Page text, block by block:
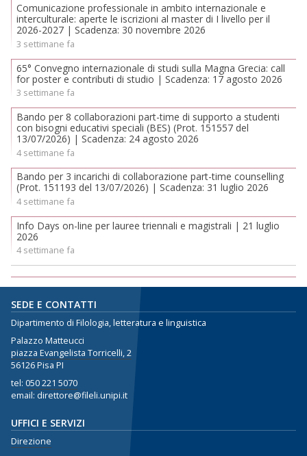
Comunicazione professionale in ambito internazionale e
interculturale: aperte le iscrizioni al master di I livello per il
2026-2027 | Scadenza: 30 novembre 2026
3 settimane fa
65° Convegno internazionale di studi sulla Magna Grecia: call
for poster e contributi di studio | Scadenza: 17 agosto 2026
3 settimane fa
Bando per 8 collaborazioni part-time di supporto a studenti
con bisogni educativi speciali (BES) (Prot. 151557 del
13/07/2026) | Scadenza: 24 agosto 2026
4 settimane fa
Bando per 3 incarichi di collaborazione part-time counselling
(Prot. 151193 del 13/07/2026) | Scadenza: 31 luglio 2026
4 settimane fa
Info Days on-line per lauree triennali e magistrali | 21 luglio
2026
4 settimane fa
SEDE E CONTATTI
Dipartimento di Filologia, letteratura e linguistica
Palazzo Matteucci
piazza Evangelista Torricelli, 2
56126 Pisa PI
tel: 050 221 5070
email: direttore@fileli.unipi.it
UFFICI E SERVIZI
Direzione